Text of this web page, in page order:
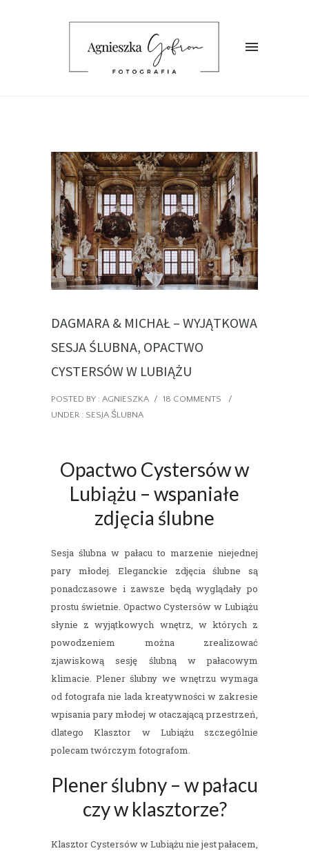
DAGMARA & MICHAŁ – WYJĄTKOWA
SESJA ŚLUBNA, OPACTWO
CYSTERSÓW W LUBIĄŻU
POSTED BY : AGNIESZKA / 18 COMMENTS
/
UNDER : SESJA ŚLUBNA
Opactwo Cystersów w
Lubiążu – wspaniałe
zdjęcia ślubne
Sesja ślubna w pałacu to marzenie niejednej
pary młodej. Eleganckie zdjęcia ślubne są
ponadczasowe i zawsze będą wyglądały po
prostu świetnie. Opactwo Cystersów w Lubiążu
słynie z wyjątkowych wnętrz, w których z
powodzeniem można zrealizować
zjawiskową sesję ślubną w pałacowym
klimacie. Plener ślubny we wnętrzu wymaga
od fotografa nie lada kreatywności w zakresie
wpisania pary młodej w otaczającą przestrzeń,
dlatego Klasztor w Lubiążu szczególnie
polecam twórczym fotografom.
Plener ślubny – w pałacu
czy w klasztorze?
Klasztor Cystersów w Lubiążu nie jest pałacem,